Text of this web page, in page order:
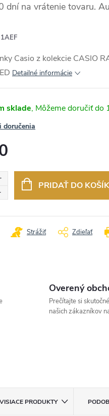
dní na vrátenie tovaru.
Casio z kolekcie CASIO
Detailné informácie
sklade
doručenia
PRIDAŤ DO
Strážiť Zdieľať
Overený
Prečítajte si
našich zákazníkov
PRODUKTY